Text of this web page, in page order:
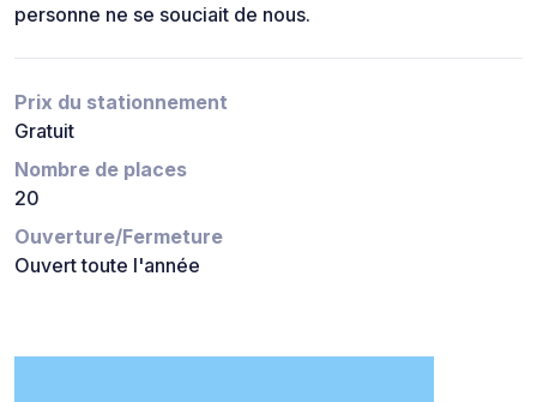
personne ne se souciait de nous.
Prix du stationnement
Gratuit
Nombre de places
20
Ouverture/Fermeture
Ouvert toute l'année